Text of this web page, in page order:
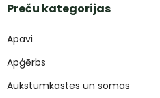
Preču kategorijas
Apavi
Apģērbs
Aukstumkastes un somas